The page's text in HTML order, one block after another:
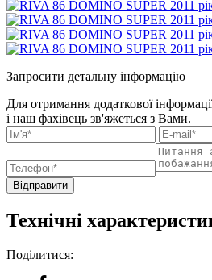
Запросити детальну інформацію
Для отримання додаткової
і наш фахівець зв'яжеться з Вами.
Відправити
Технічні
Поділитися: